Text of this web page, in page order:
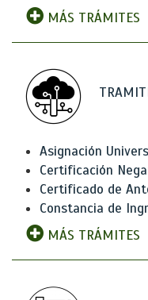
MÁS TRÁMITES
Asignación
Certificación
Certificado de
Constancia de
MÁS TRÁMITES